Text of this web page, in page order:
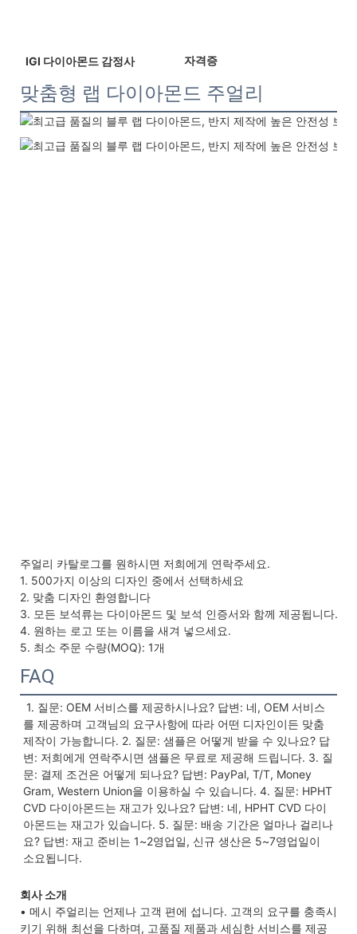
IGI 다이아몬드 감정사 자격증
맞춤형 랩 다이아몬드 주얼리
주얼리 카탈로그를 원하시면 저희에게 연락주세요.
1. 500가지 이상의 디자인 중에서 선택하세요
2. 맞춤 디자인 환영합니다
3. 모든 보석류는 다이아몬드 및 보석 인증서와 함께 제공됩니다.
4. 원하는 로고 또는 이름을 새겨 넣으세요.
5. 최소 주문 수량(MOQ): 1개
FAQ
를 제공하며 고객님의 요구사항에 따라 어떤 디자인이든 맞춤
제작이 가능합니다. 2. 질문: 샘플은 어떻게 받을 수 있나요? 답
변: 저희에게 연락주시면 샘플은 무료로 제공해 드립니다. 3. 질
문: 결제 조건은 어떻게 되나요? 답변: PayPal, T/T, Money
Gram, Western Union을 이용하실 수 있습니다. 4. 질문: HPHT
CVD 다이아몬드는 재고가 있나요? 답변: 네, HPHT CVD 다이
아몬드는 재고가 있습니다. 5. 질문: 배송 기간은 얼마나 걸리나
요? 답변: 재고 준비는 1~2영업일, 신규 생산은 5~7영업일이
소요됩니다.
회사 소개
• 메시 주얼리는 언제나 고객 편에 섭니다. 고객의 요구를 충족시
키기 위해 최선을 다하며, 고품질 제품과 세심한 서비스를 제공